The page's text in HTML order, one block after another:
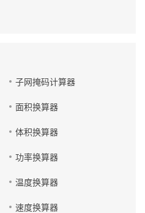
子网掩码计算器
面积换算器
体积换算器
功率换算器
温度换算器
速度换算器